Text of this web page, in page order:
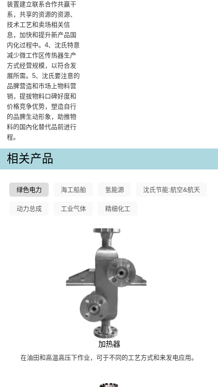
装置建立联系合作共赢干
系，共享的资源的资源、
技术工艺和卖场相关信
息，加快和提升新产品国
内化过程中。4、沈氏特意
减少微工作区传热器生产
方式经营规模，以符合发
展所需。5、沈氏要注意的
品脾营造和市场上物料营
销，提拔物料口碑好度和
价格竞争优势，塑造自行
的品脾生动形象，助推物
料的国內化替代品前进行
程。
相关产品
绿色电力 海工船舶 氢能源 沈氏节能:航空&航天
动力总成 工业气体 精细化工
加热器
在油田和高温高压下作业，可于不同的工艺方式和来发电应用。